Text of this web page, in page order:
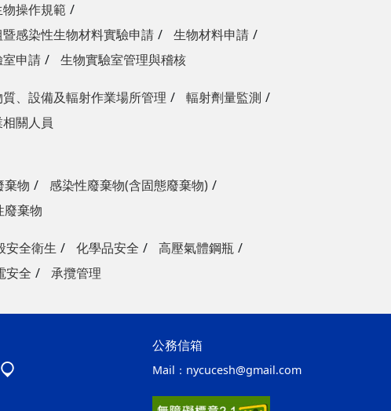
操作規範
感染性生物材料實驗申請
生物材料申請
申請
生物實驗室管理與稽核
、設備及輻射作業場所管理
輻射劑量監測
關人員
棄物
感染性廢棄物(含固態廢棄物)
廢棄物
安全衛生 化學品安全
高壓氣體鋼瓶
安全
承攬管理
公務信箱
Mail： nycucesh@gmail.com